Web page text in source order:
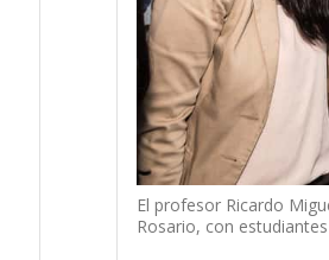
El profesor Ricardo
Rosario, con